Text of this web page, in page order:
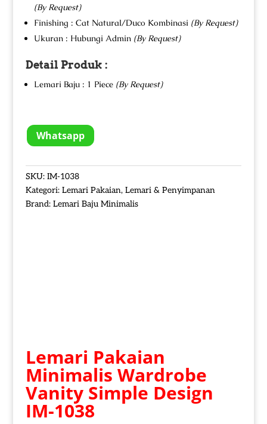
(By Request)
Finishing : Cat Natural/Duco Kombinasi (By Request)
Ukuran : Hubungi Admin (By Request)
Detail Produk :
Lemari Baju : 1 Piece (By Request)
Whatsapp
SKU: IM-1038
Kategori: Lemari Pakaian, Lemari & Penyimpanan
Brand: Lemari Baju Minimalis
Lemari Pakaian
Minimalis Wardrobe
Vanity Simple Design
IM-1038